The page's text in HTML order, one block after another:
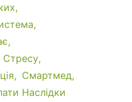
Стресу
Смартмед
Наслідки